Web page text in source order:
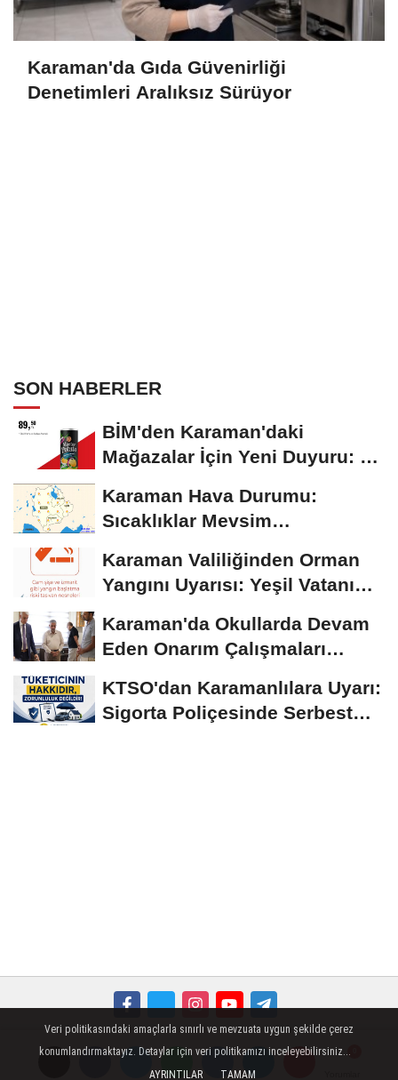
Karaman'da Gıda Güvenirliği
Denetimleri Aralıksız Sürüyor
SON HABERLER
BİM'den Karaman'daki
Mağazalar İçin Yeni Duyuru: 11
Karaman Hava Durumu:
Sıcaklıklar Mevsim
Seyrediyor
Karaman Valiliğinden Orman
Yangını Uyarısı: Yeşil Vatanı
Karaman'da Okullarda Devam
Eden Onarım Çalışmaları
KTSO'dan Karamanlılara Uyarı:
Sigorta Poliçesinde Serbest
Künye İletişim Çerez Politikası Gizlilik İlkeleri
Veri politikasındaki amaçlarla sınırlı ve mevzuata uygun şekilde çerez
konumlandırmaktayız. Detaylar için veri politikamızı inceleyebilirsiniz...
AYRINTILAR
TAMAM